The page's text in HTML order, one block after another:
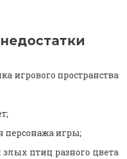
игрового пространства
персонажа игры;
птиц разного цвета